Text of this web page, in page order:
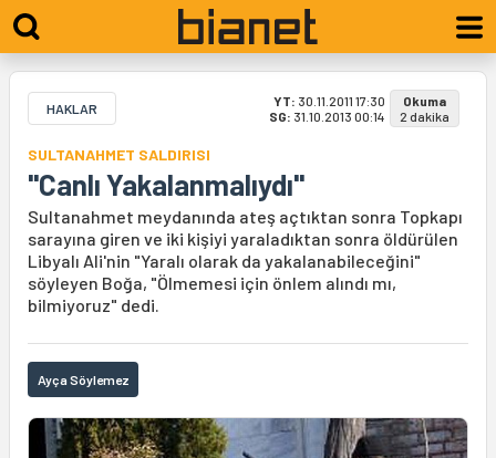
HAKLAR YT: 30.11.2011 17:30
SG: 31.10.2013 00:14
Okuma
2 dakika
SULTANAHMET SALDIRISI
"Canlı Yakalanmalıydı"
Sultanahmet meydanında ateş açtıktan sonra Topkapı
sarayına giren ve iki kişiyi yaraladıktan sonra öldürülen
Libyalı Ali'nin "Yaralı olarak da yakalanabileceğini"
söyleyen Boğa, "Ölmemesi için önlem alındı mı,
bilmiyoruz" dedi.
Ayça Söylemez